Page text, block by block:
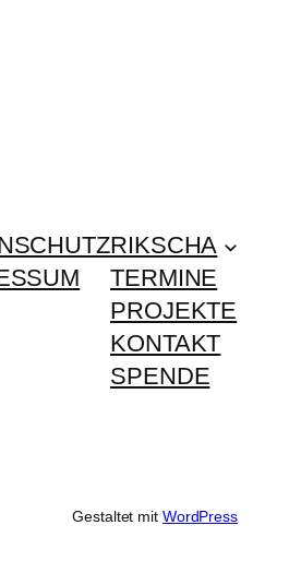
RIKSCHA
TERMINE
PROJEKTE
KONTAKT
SPENDE
Gestaltet mit WordPress